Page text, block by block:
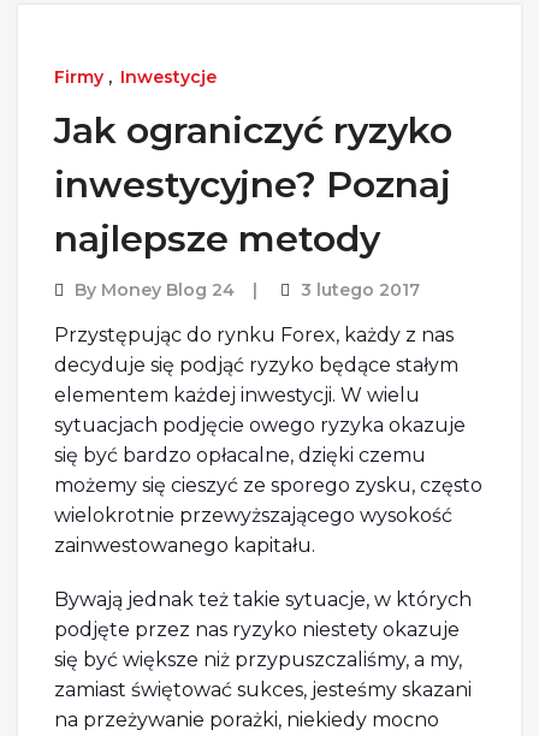
Firmy , Inwestycje
Jak ograniczyć ryzyko
inwestycyjne? Poznaj
najlepsze metody
By Money Blog 24 3 lutego 2017
Przystępując do rynku Forex, każdy z nas
decyduje się podjąć ryzyko będące stałym
elementem każdej inwestycji. W wielu
sytuacjach podjęcie owego ryzyka okazuje
się być bardzo opłacalne, dzięki czemu
możemy się cieszyć ze sporego zysku, często
wielokrotnie przewyższającego wysokość
zainwestowanego kapitału.
Bywają jednak też takie sytuacje, w których
podjęte przez nas ryzyko niestety okazuje
się być większe niż przypuszczaliśmy, a my,
zamiast świętować sukces, jesteśmy skazani
na przeżywanie porażki, niekiedy mocno